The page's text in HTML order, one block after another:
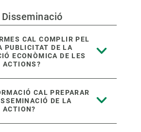
Disseminació
CAL COMPLIR PEL
PUBLICITAT DE LA
ECONÒMICA DE LES
ACTIONS?
CAL PREPARAR
DE LA
ACTION?